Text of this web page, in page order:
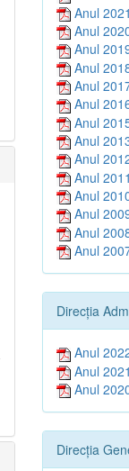
Anul 2021
Anul
Anul
Anul
Anul
Anul
Anul
Anul
Anul
Anul 2011
Anul
Anul
Anul
Anul
Direcția
Anul
Anul 2021
Anul
Direcția